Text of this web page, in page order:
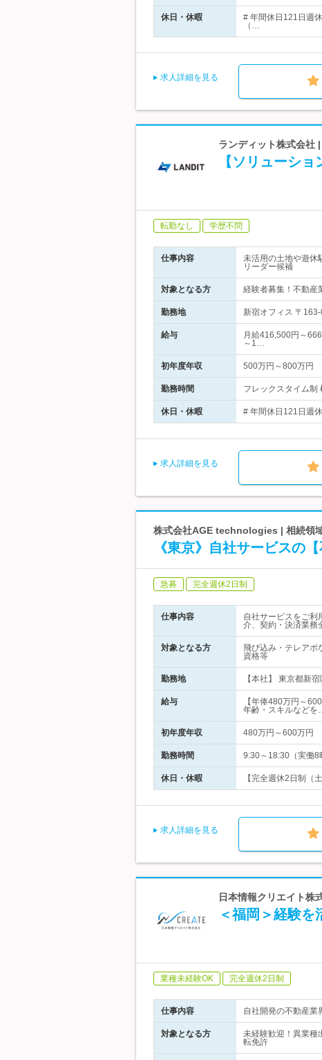
休日・休暇
# 年間休日121日週
（…
求人詳細を見る
ランディット株式会社
【ソリューシ
転勤なし 学歴不問
仕事内容
未活用の土地や遊休
リーダー候補
対象となる方 経験者募集！不動産
勤務地 新宿オフィス 〒
給与
月給416,500円～
～1…
初年度年収 500万円～800万円
勤務時間 フレックスタイム
休日・休暇 # 年間休日121日週
求人詳細を見る
株式会社AGE technologies | 相続領
《東京》自社サービスの
急募 完全週休2日制
仕事内容
自社サービスをご利
介、契約・決済業務
対象となる方
飛び込み・テレアポ
資格等
勤務地 【本社】 東京都新
給与
【年俸480万円～
年齢・スキルなど
初年度年収 480万円～600万円
勤務時間 9:30～18:30（実働8
休日・休暇 【完全週休2日制（
求人詳細を見る
日本情報クリエイト株
＜福岡＞経験
業種未経験OK 完全週休2日制
仕事内容 自社開発の不動産業
対象となる方
未経験歓迎！異業
転免許